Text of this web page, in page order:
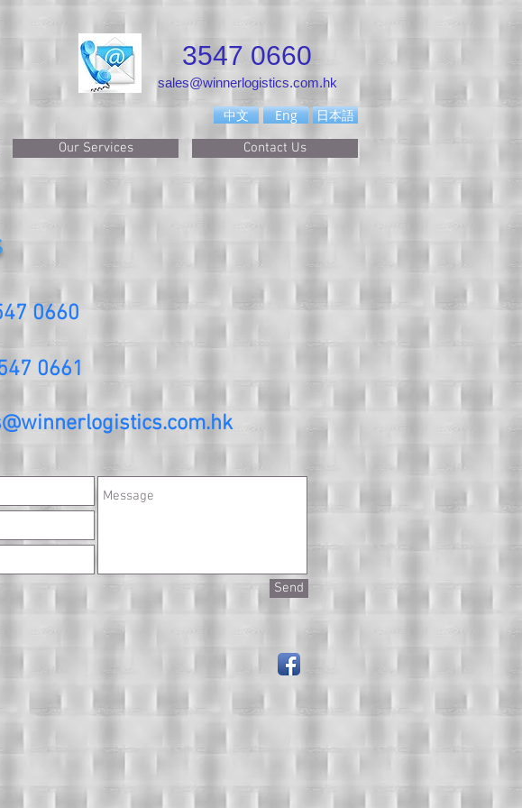
3547 0660
sales@winnerlogistics.com.hk
中文 Eng 日本語
Our Services Contact Us
0660
0661
Send